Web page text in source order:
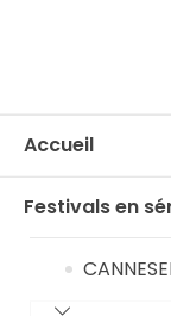
Accueil
Festivals en